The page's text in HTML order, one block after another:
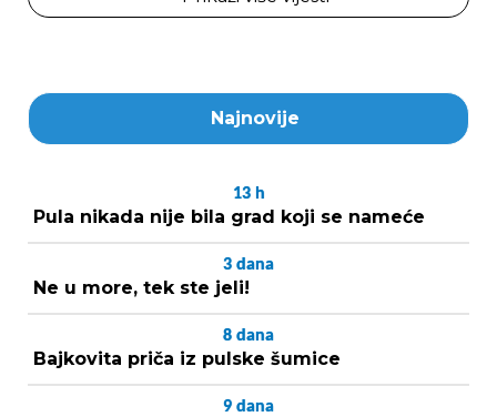
Najnovije
13 h
Pula nikada nije bila grad koji se nameće
3 dana
Ne u more, tek ste jeli!
8 dana
Bajkovita priča iz pulske šumice
9 dana